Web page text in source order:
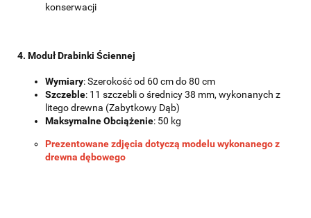
konserwacji
4. Moduł Drabinki Ściennej
Wymiary: Szerokość od 60 cm do 80 cm
Szczeble: 11 szczebli o średnicy 38 mm, wykonanych z
litego drewna (Zabytkowy Dąb)
Maksymalne Obciążenie: 50 kg
Prezentowane zdjęcia dotyczą modelu wykonanego z
drewna dębowego